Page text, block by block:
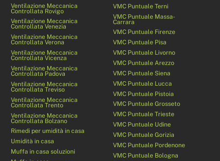
Ventilazione Meccanica
Controllata Rovigo
Ventilazione Meccanica
Controllata Venezia
Ventilazione Meccanica
Controllata Verona
Ventilazione Meccanica
Controllata Vicenza
Ventilazione Meccanica
Controllata Padova
Ventilazione Meccanica
Controllata Treviso
Ventilazione Meccanica
Controllata Trento
Ventilazione Meccanica
Controllata Bolzano
Rimedi per umidità in casa
Umidità in casa
Muffa in casa soluzioni
VMC Puntuale Terni
VMC Puntuale Massa-
Carrara
VMC Puntuale Firenze
VMC Puntuale Pisa
VMC Puntuale Livorno
VMC Puntuale Arezzo
VMC Puntuale Siena
VMC Puntuale Lucca
VMC Puntuale Pistoia
VMC Puntuale Grosseto
VMC Puntuale Trieste
VMC Puntuale Udine
VMC Puntuale Gorizia
VMC Puntuale Pordenone
VMC Puntuale Bologna